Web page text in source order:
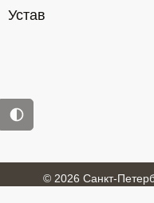
Устав
© 2026 Санкт-